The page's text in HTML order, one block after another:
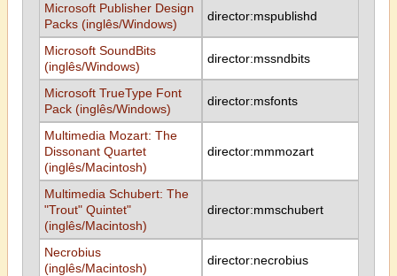
Microsoft Publisher Design
Packs (inglês/Windows)
director:mspublishd
Microsoft SoundBits
(inglês/Windows)
director:mssndbits
Microsoft TrueType Font
Pack (inglês/Windows)
director:msfonts
Multimedia Mozart: The
Dissonant Quartet
(inglês/Macintosh)
director:mmmozart
Multimedia Schubert: The
"Trout" Quintet"
(inglês/Macintosh)
director:mmschubert
Necrobius
(inglês/Macintosh)
director:necrobius